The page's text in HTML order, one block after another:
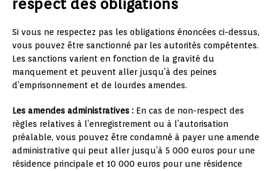
respect des obligations
Si vous ne respectez pas les obligations énoncées ci-dessus,
vous pouvez être sanctionné par les autorités compétentes.
Les sanctions varient en fonction de la gravité du
manquement et peuvent aller jusqu’à des peines
d’emprisonnement et de lourdes amendes.
Les amendes administratives : En cas de non-respect des
règles relatives à l’enregistrement ou à l’autorisation
préalable, vous pouvez être condamné à payer une amende
administrative qui peut aller jusqu’à 5 000 euros pour une
résidence principale et 10 000 euros pour une résidence